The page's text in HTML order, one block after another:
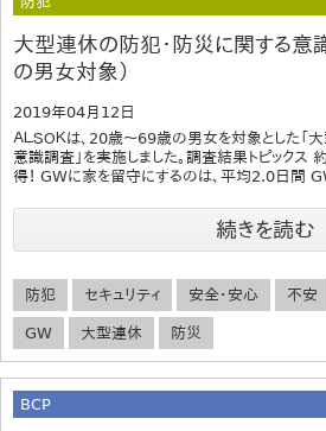
大型連休の防犯・防災に関する意
の男女対象）
2019年04月12日
ＡＬＳＯＫは、20歳～69歳の男女を対象とした「
意識調査」を実施しました。調査結果トピック
得！ GWに家を留守にするのは、平均2.0日間
続きを読む
防犯 セキュリティ 安全・安心 不安
GW 大型連休 防災
BCP